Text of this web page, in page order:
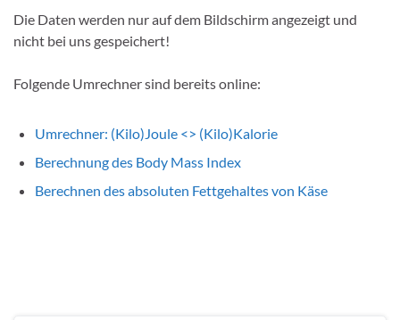
Die Daten werden nur auf dem Bildschirm angezeigt und
nicht bei uns gespeichert!
Folgende Umrechner sind bereits online:
Umrechner: (Kilo)Joule <> (Kilo)Kalorie
Berechnung des Body Mass Index
Berechnen des absoluten Fettgehaltes von Käse